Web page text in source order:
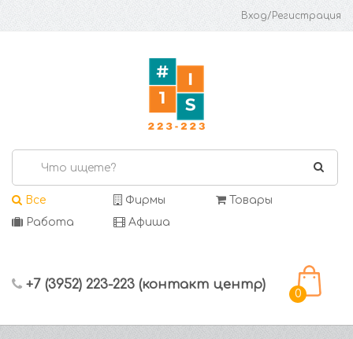
Вход/Регистрация
Все Фирмы
Товары
Работа
Афиша
+7 (3952) 223-223 (контакт центр)
0